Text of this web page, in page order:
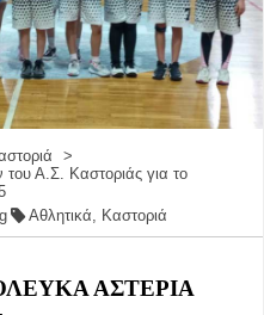
του Α.Σ. Καστοριάς για το
Αθλητικά, Καστοριά
ΑΣΤΕΡΙΑ